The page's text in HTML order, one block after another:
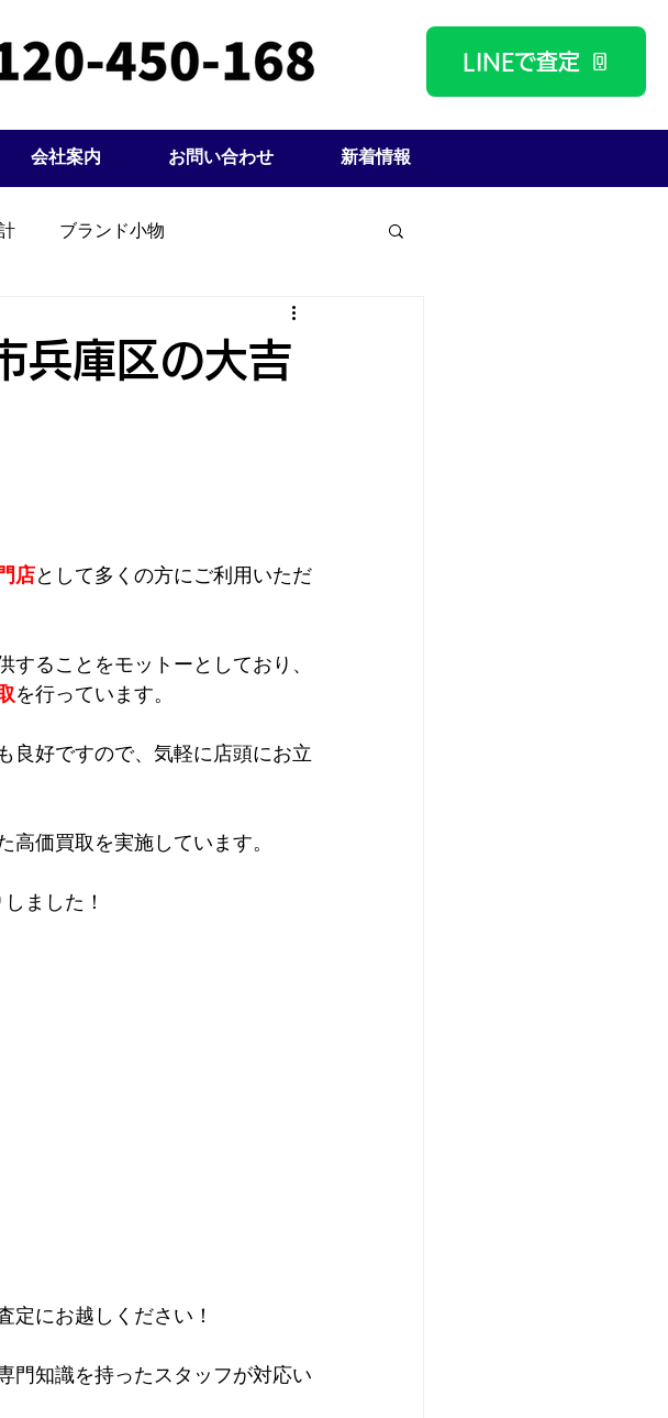
LINEで査定
会社案内 お問い合わせ 新着情報
ブランド小物
兵庫区の大吉
店として多くの方にご利用いただ
ることをモットーとしており、
を行っています。
良好ですので、気軽に店頭にお立
価買取を実施しています。
ました！
定にお越しください！
門知識を持ったスタッフが対応い